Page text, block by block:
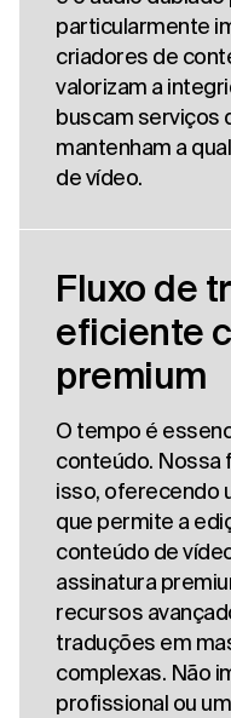
particularmente
criadores de
valorizam a
buscam serviços
mantenham a
de vídeo.
Fluxo de
eficiente
premium
O tempo é
conteúdo. Nossa
isso, oferecendo
que permite a
conteúdo de
assinatura
recursos
traduções em
complexas. Não
profissional ou